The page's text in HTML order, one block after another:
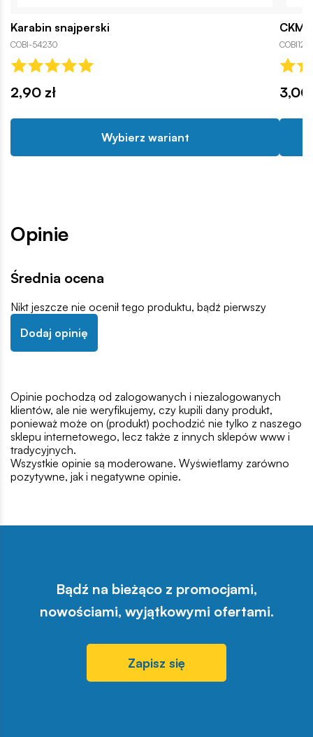
Karabin snajperski
COBI-54230
2,90 zł
Wybierz wariant
CKM
3,00
Opinie
Średnia ocena
Nikt jeszcze nie ocenił tego produktu, bądź pierwszy
Dodaj opinię
Opinie pochodzą od zalogowanych i niezalogowanych
klientów, ale nie weryfikujemy, czy kupili dany produkt,
ponieważ może on (produkt) pochodzić nie tylko z naszego
sklepu internetowego, lecz także z innych sklepów www i
tradycyjnych.
Wszystkie opinie są moderowane. Wyświetlamy zarówno
pozytywne, jak i negatywne opinie.
Bądź na bieżąco z promocjami,
nowościami, wyjątkowymi ofertami.
Zapisz się